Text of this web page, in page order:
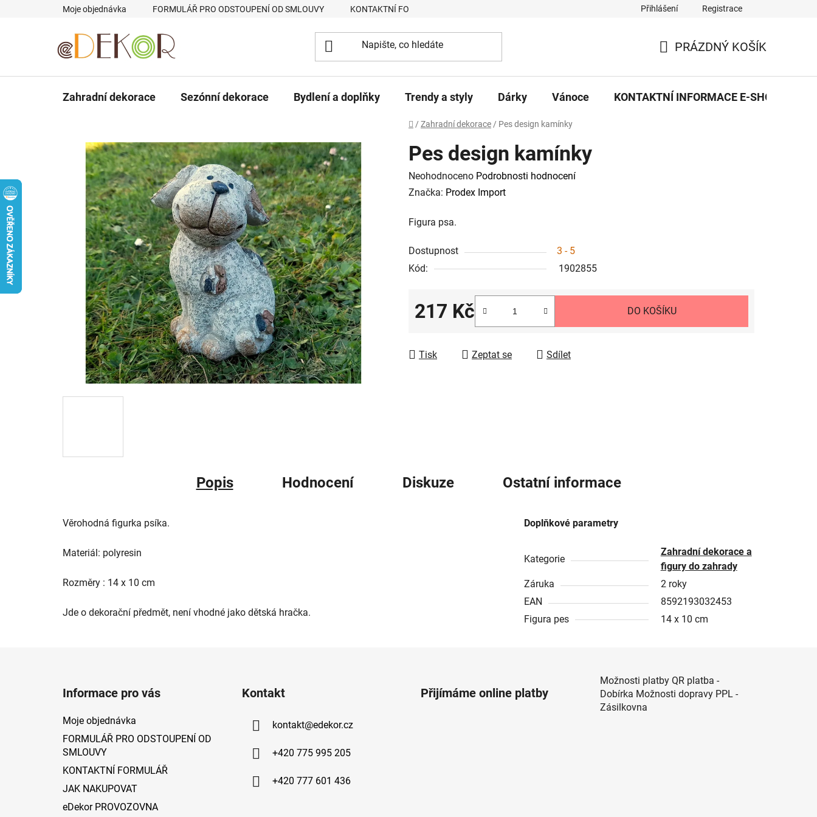
Moje objednávka FORMULÁŘ PRO ODSTOUPENÍ OD SMLOUVY KONTAKTNÍ FORMULÁŘ eDekor PROVOZOVNA OBCHODNÍ PODMÍNKY
Přihlášení Registrace
KOŠÍK
PRÁZDNÝ KOŠÍK
Zahradní dekorace Sezónní dekorace Bydlení a doplňky Trendy a styly Dárky Vánoce KONTAKTNÍ INFORMACE E-SHOPU
Domů
/ Zahradní dekorace / Pes design kamínky
Pes design kamínky
Průměrné
hodnocení
je
z
5
Neohodnoceno Podrobnosti hodnocení
Značka: Prodex Import
Figura psa.
Dostupnost
3 - 5
Kód:
1902855
217 Kč DO KOŠÍKU
Tisk Zeptat se Sdílet
Popis Hodnocení Diskuze Ostatní informace
Věrohodná figurka psíka.
Materiál: polyresin
Rozměry : 14 x 10 cm
Jde o dekorační předmět, není vhodné jako dětská hračka.
Doplňkové parametry
Kategorie
Zahradní dekorace a
figury do zahrady
Záruka
2 roky
EAN
8592193032453
Figura pes
14 x 10 cm
Informace pro vás
Moje objednávka
FORMULÁŘ PRO ODSTOUPENÍ OD
SMLOUVY
KONTAKTNÍ FORMULÁŘ
JAK NAKUPOVAT
eDekor PROVOZOVNA
Kontakt
kontakt@edekor.cz
+420 775 995 205
+420 777 601 436
Přijímáme online platby
Možnosti platby QR platba -
Dobírka Možnosti dopravy PPL -
Zásilkovna